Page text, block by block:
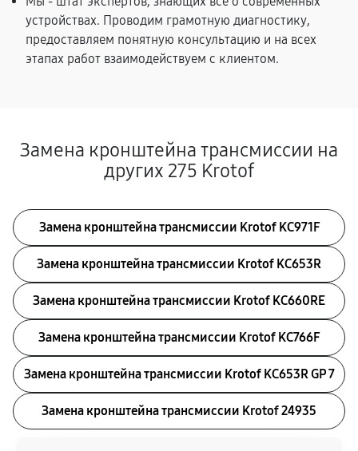
устройствах. Проводим грамотную диагностику,
предоставляем понятную консультацию и на всех
этапах работ взаимодействуем с клиентом.
Замена кронштейна трансмиссии на
других 275 Krotof
Замена кронштейна трансмиссии Krotof KC971F
Замена кронштейна трансмиссии Krotof KC653R
Замена кронштейна трансмиссии Krotof KC660RE
Замена кронштейна трансмиссии Krotof KC766F
Замена кронштейна трансмиссии Krotof KC653R GP 7
Замена кронштейна трансмиссии Krotof 24935